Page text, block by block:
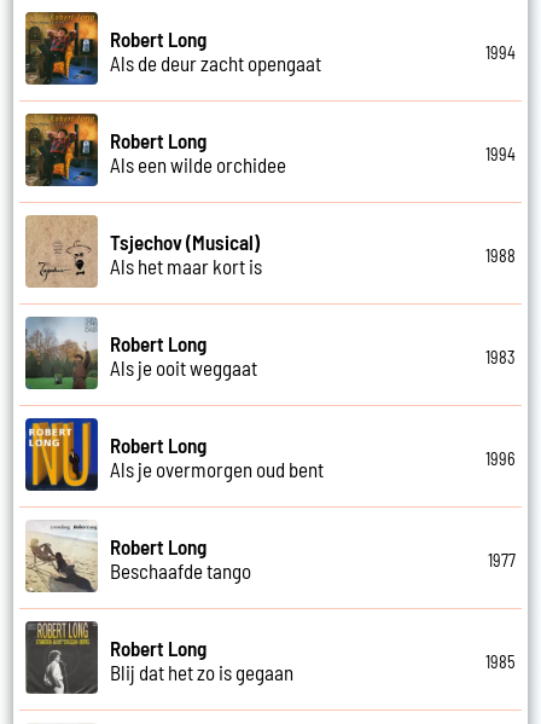
Robert Long
Als de deur zacht opengaat
1994
Robert Long
Als een wilde orchidee
1994
Tsjechov (Musical)
Als het maar kort is
1988
Robert Long
Als je ooit weggaat
1983
Robert Long
Als je overmorgen oud bent
1996
Robert Long
Beschaafde tango
1977
Robert Long
Blij dat het zo is gegaan
1985